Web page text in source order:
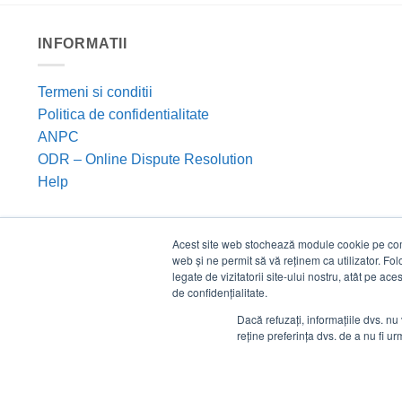
Acest site web stochează module cookie pe
web și ne permit să vă reținem ca utilizator.
legate de vizitatorii site-ului nostru, atât pe
de confidențialitate.
Dacă refuzați, informațiile dvs.
reține preferința dvs. de a nu fi
INFORMATII
Termeni si conditii
Politica de confidentialitate
ANPC
ODR – Online Dispute Resolution
Help